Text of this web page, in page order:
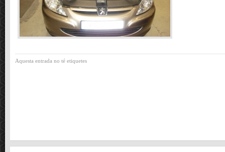
Aquesta entrada no té etiquetes